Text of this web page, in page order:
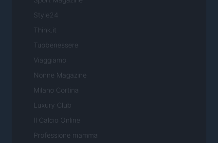
Style24
Think.it
Tuobenessere
Viaggiamo
Nonne Magazine
Milano Cortina
Luxury Club
Il Calcio Online
Professione mamma